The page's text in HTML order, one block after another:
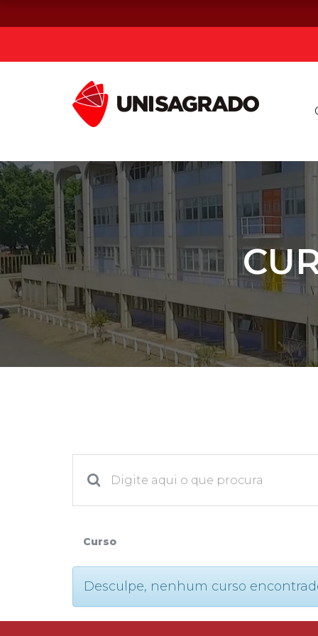
Graduação
Pós-graduação e MBA
Curta Duração
Vestibular
2ª Graduação
Reingresso
Curso
Desculpe, nenhum curso